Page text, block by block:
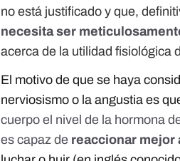
no está justificado y que,
necesita ser
acerca de la utilidad fisiológica
El motivo de que se haya
nerviosismo o la angustia es
cuerpo el nivel de la hormona
es capaz de reaccionar mejor